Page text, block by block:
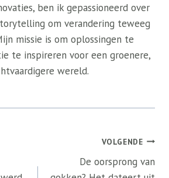
ben ik gepassioneerd over
om verandering teweeg
missie is om oplossingen te
te inspireren voor een groenere,
wereld.
VOLGENDE
De oorsprong van